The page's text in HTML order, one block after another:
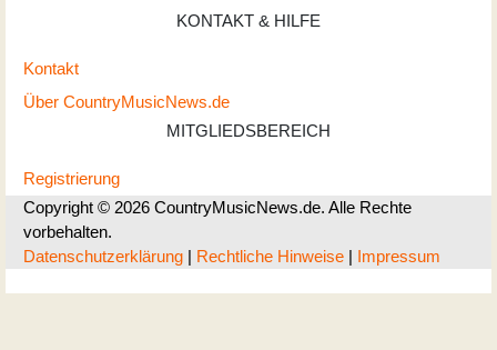
KONTAKT & HILFE
Kontakt
Über CountryMusicNews.de
MITGLIEDSBEREICH
Registrierung
Copyright © 2026 CountryMusicNews.de. Alle Rechte
vorbehalten.
Datenschutzerklärung | Rechtliche Hinweise | Impressum